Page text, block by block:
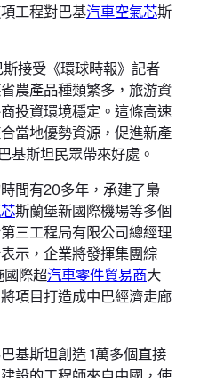
工程對巴基汽車空氣芯斯
接受《環球時報》記者
農產品種類繁多，旅游資
投資環境穩定。這條高速
當地優勢資源，促進新產
基斯坦民眾帶來好處。
間有20多年，承建了梟
斯蘭堡新國際機場等多個
三工程局有限公司總經理
示，企業將發揮集團綜
國際超汽車零件貿易商大
項目打造成中巴經濟走廊
基斯坦創造 1萬多個直接